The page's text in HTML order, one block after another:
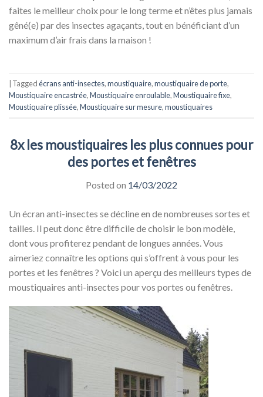
faites le meilleur choix pour le long terme et n’êtes plus jamais
gêné(e) par des insectes agaçants, tout en bénéficiant d’un
maximum d’air frais dans la maison !
Tagged écrans anti-insectes,moustiquaire,moustiquaire de porte,
Moustiquaire encastrée, Moustiquaire enroulable, Moustiquaire fixe,
Moustiquaire plissée, Moustiquaire sur mesure,moustiquaires
8x les moustiquaires les plus connues pour
des portes et fenêtres
Posted on 14/03/2022
Un écran anti-insectes se décline en de nombreuses sortes et
tailles. Il peut donc être difficile de choisir le bon modèle,
dont vous profiterez pendant de longues années. Vous
aimeriez connaître les options qui s’offrent à vous pour les
portes et les fenêtres ? Voici un aperçu des meilleurs types de
moustiquaires anti-insectes pour vos portes ou fenêtres.